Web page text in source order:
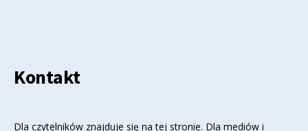
Kontakt
Dla czytelników znajduje się na tej stronie. Dla mediów i